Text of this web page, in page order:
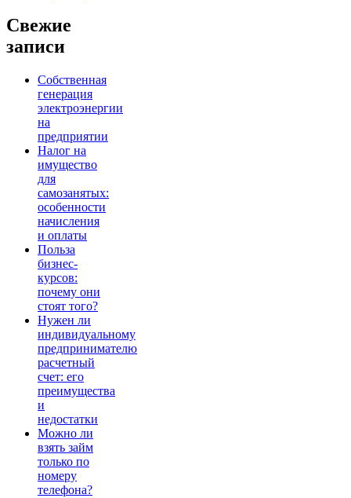
Свежие
записи
Собственная
генерация
электроэнергии
на
предприятии
Налог на
имущество
для
самозанятых:
особенности
начисления
и оплаты
Польза
бизнес-
курсов:
почему они
стоят того?
Нужен ли
индивидуальному
предпринимателю
расчетный
счет: его
преимущества
и
недостатки
Можно ли
взять займ
только по
номеру
телефона?